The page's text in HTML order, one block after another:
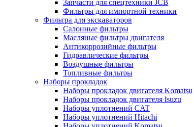
Запчасти для спецтехники JCB
Фильтры для импортной техники
Фильтра для экскаваторов
Салонные фильтры
Масляные фильтры двигателя
Антикоррозийные фильтры
Гидравлические фильтры
Воздушные фильтры
Топливные фильтры
Наборы прокладок
Наборы прокладок двигателя Komatsu
Наборы прокладок двигателя Isuzu
Наборы уплотнений CAT
Наборы уплотнений Hitachi